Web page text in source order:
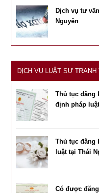
Dịch vụ tư
Nguyên
DỊCH VỤ LUẬT SƯ TRANH
Thủ tục đăng
định pháp
Thủ tục đăng
luật tại Thái
Có được